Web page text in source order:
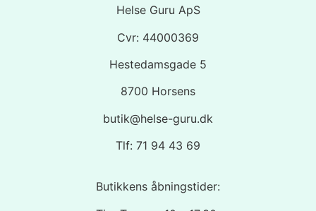
Helse Guru ApS
Cvr: 44000369
Hestedamsgade 5
8700 Horsens
butik@helse-guru.dk
Tlf: 71 94 43 69
Butikkens åbningstider: